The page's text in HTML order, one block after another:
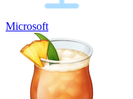
Microsoft